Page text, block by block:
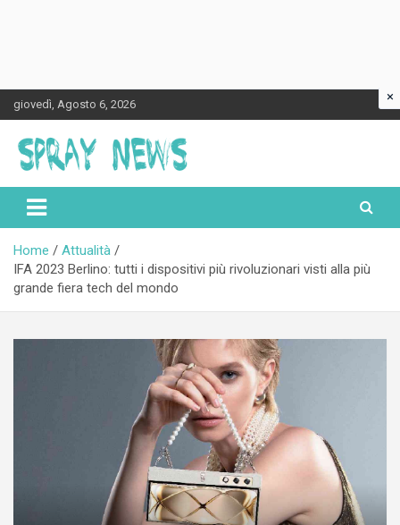
Skip
to
content
giovedì, Agosto 6, 2026
Spraynews.it
Home
Attualità
IFA 2023 Berlino: tutti i dispositivi più rivoluzionari visti alla più
grande fiera tech del mondo
×